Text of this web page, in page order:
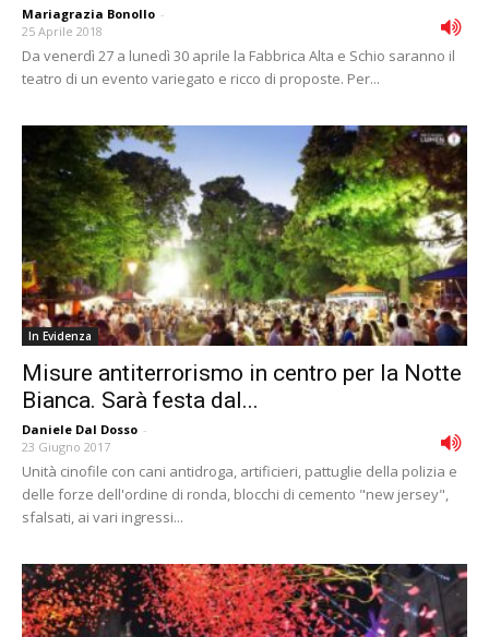
Mariagrazia Bonollo -
25 Aprile 2018
Da venerdì 27 a lunedì 30 aprile la Fabbrica Alta e Schio saranno il
teatro di un evento variegato e ricco di proposte. Per...
In Evidenza
Misure antiterrorismo in centro per la Notte
Bianca. Sarà festa dal...
Daniele Dal Dosso -
23 Giugno 2017
Unità cinofile con cani antidroga, artificieri, pattuglie della polizia e
delle forze dell'ordine di ronda, blocchi di cemento "new jersey",
sfalsati, ai vari ingressi...